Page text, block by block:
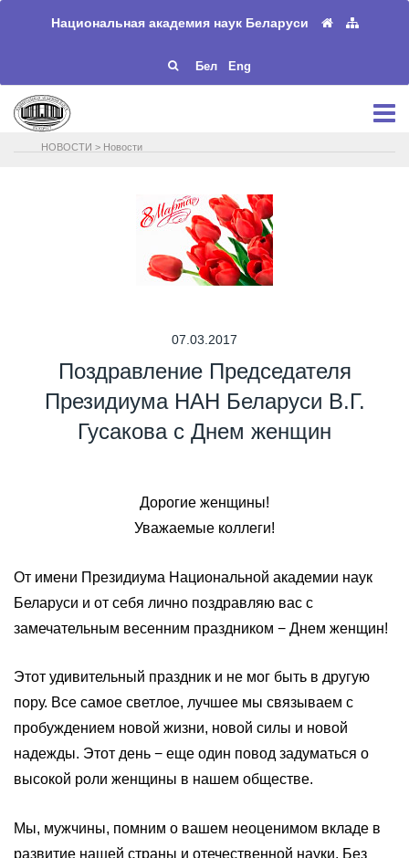
Национальная академия наук Беларуси
Бел Eng
НОВОСТИ > Новости
07.03.2017
Поздравление Председателя
Президиума НАН Беларуси В.Г.
Гусакова с Днем женщин
Дорогие женщины!
Уважаемые коллеги!
От имени Президиума Национальной академии наук
Беларуси и от себя лично поздравляю вас с
замечательным весенним праздником − Днем женщин!
Этот удивительный праздник и не мог быть в другую
пору. Все самое светлое, лучшее мы связываем с
пробуждением новой жизни, новой силы и новой
надежды. Этот день − еще один повод задуматься о
высокой роли женщины в нашем обществе.
Мы, мужчины, помним о вашем неоценимом вкладе в
развитие нашей страны и отечественной науки. Без